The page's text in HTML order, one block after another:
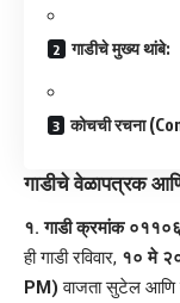
​गाडीचे मुख्य थांबे:
​कोचची रचना
गाडीचे वेळापत्रक आणि
१. गाडी क्रमांक
ही गाडी रविवार, १० मे
PM) वाजता सुटेल आणि